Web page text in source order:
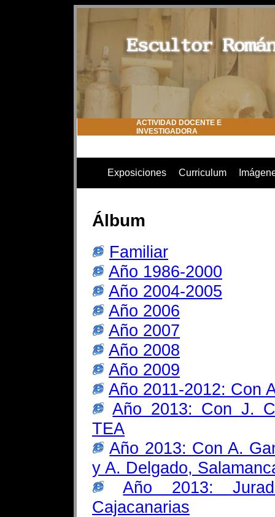
ACTIVIDAD DOCENTE E
INVESTIGADORA
Exposiciones Curriculum
Álbum
Familiar
Año 1986-2000
Año 2004-2005
Año 2006
Año 2007
Año 2008
Año 2009
Año 2011-2012: Con
Año 2013: Con J.
TEA
Año 2013: Con A.
y A. Delgado,
Año 2013:
Cajacanarias